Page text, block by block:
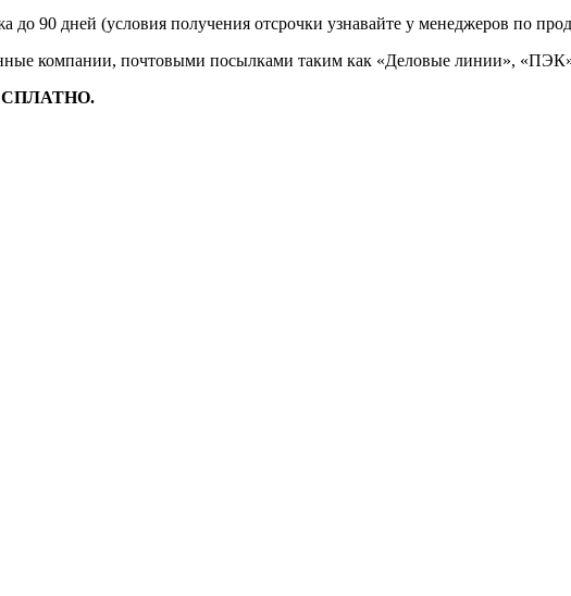
до 90 дней (условия получения отсрочки узнавайте у менеджеров по
компании, почтовыми посылками таким как «Деловые линии»,